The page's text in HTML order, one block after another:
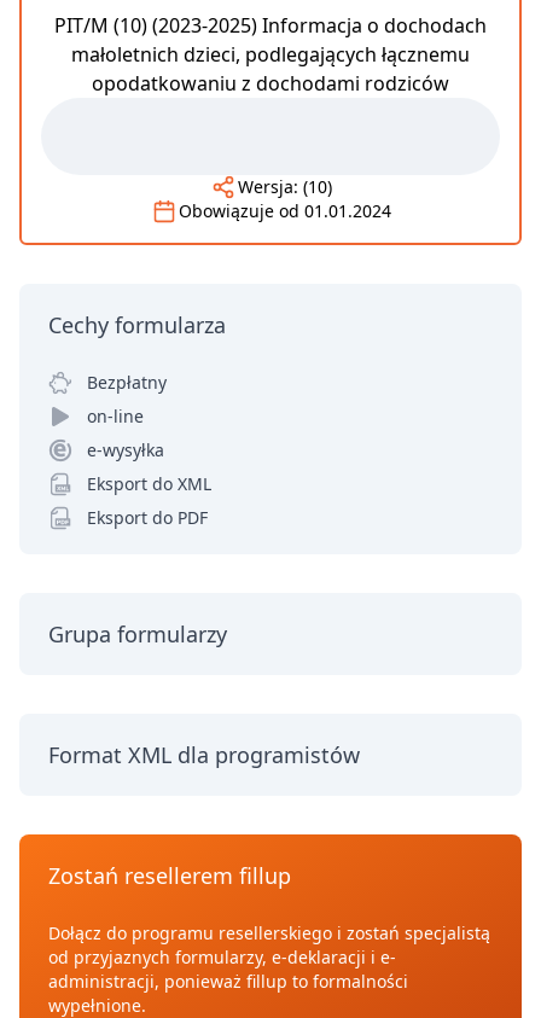
PIT/M (10) (2023-2025) Informacja o dochodach
małoletnich dzieci, podlegających łącznemu
opodatkowaniu z dochodami rodziców
Wersja: (10)
Obowiązuje od 01.01.2024
Cechy formularza
Bezpłatny
on-line
e-wysyłka
Eksport do XML
Eksport do PDF
Grupa formularzy
Format XML dla programistów
Zostań resellerem fillup
Dołącz do programu resellerskiego i zostań specjalistą
od przyjaznych formularzy, e-deklaracji i e-
administracji, ponieważ fillup to formalności
wypełnione.